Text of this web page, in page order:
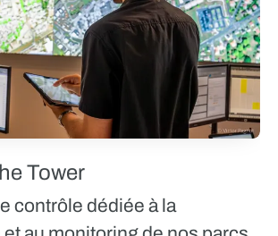
Tower
contrôle dédiée à la